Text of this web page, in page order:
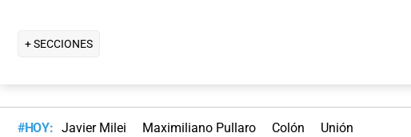
+ SECCIONES
#HOY: Javier Milei Maximiliano Pullaro Colón Unión